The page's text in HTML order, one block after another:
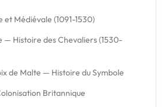
Médiévale (1091-1530)
— Histoire des Chevaliers (1530-
de Malte — Histoire du Symbole
Britannique